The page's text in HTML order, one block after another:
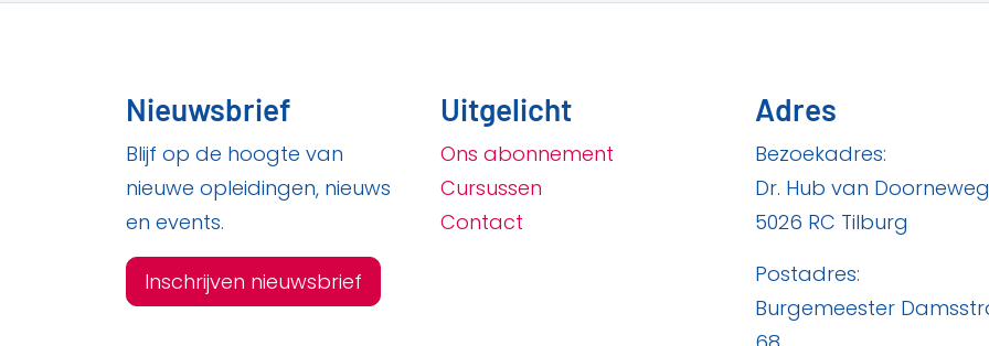
Nieuwsbrief
Blijf op de hoogte van
nieuwe opleidingen, nieuws
en events.
Inschrijven nieuwsbrief
Uitgelicht
Ons abonnement
Cursussen
Contact
Adres
Bezoekadres:
Dr. Hub van Doorneweg
5026 RC Tilburg
Postadres:
Burgemeester